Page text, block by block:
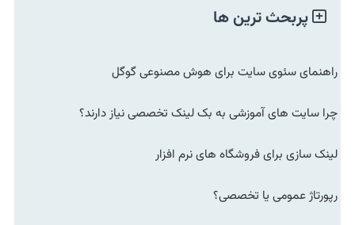
پربحث ترین ها
راهنمای سئوی سایت برای هوش مصنوعی گوگل
چرا سایت های آموزشی به بک لینک تخصصی نیاز دارند؟
لینک سازی برای فروشگاه های نرم افزار
رپورتاژ عمومی یا تخصصی؟